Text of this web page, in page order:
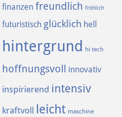
finanzen freundlich fröhlich
futuristisch glücklich hell
hintergrund hi tech
hoffnungsvoll innovativ
inspirierend intensiv
kraftvoll leicht maschine